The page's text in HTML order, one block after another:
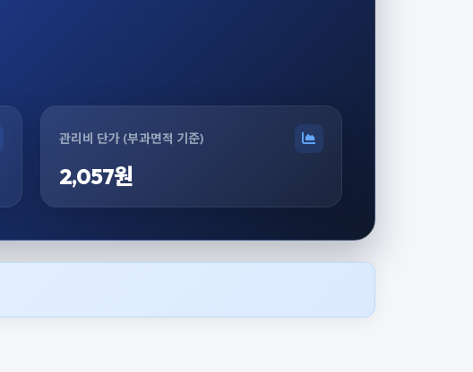
관리비 단가 (부과면적 기준)
2,057원